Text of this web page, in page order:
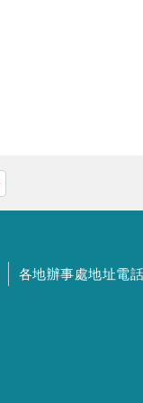
各地辦事處地址電話